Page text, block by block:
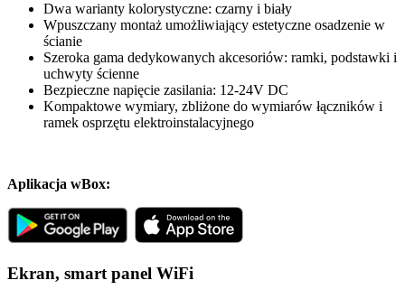
Dwa warianty kolorystyczne: czarny i biały
Wpuszczany montaż umożliwiający estetyczne osadzenie w
ścianie
Szeroka gama dedykowanych akcesoriów: ramki, podstawki i
uchwyty ścienne
Bezpieczne napięcie zasilania: 12-24V DC
Kompaktowe wymiary, zbliżone do wymiarów łączników i
ramek osprzętu elektroinstalacyjnego
Aplikacja wBox:
Ekran, smart panel WiFi